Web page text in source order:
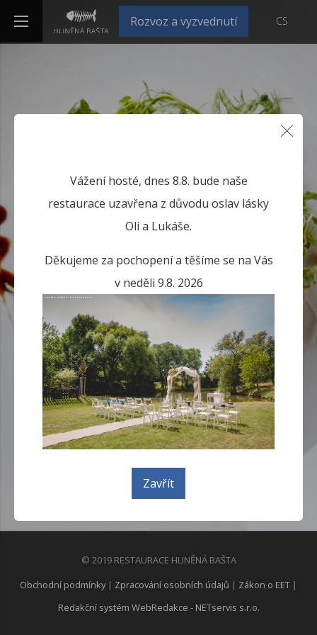
Rozvoz a vyzvednutí CS
Vážení hosté, dnes 8.8. bude naše
restaurace uzavřena z důvodu oslav lásky
Oli a Lukáše.
Děkujeme za pochopení a těšíme se na Vás
v neděli 9.8. 2026
Zavřít
© 2019 RESTAURACE HLINĚNÁ BAŠTA
Obchodní podmínky | Zpracování osobních údajů | Zákon o EET |
Redakční systém WebRedakce - NETservis s.r.o.